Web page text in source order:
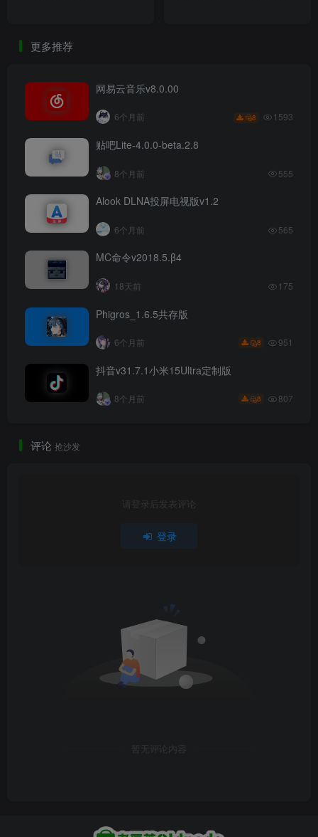
更多推荐
网易云音乐v8.0.00
6个月前 8 1593
贴吧Lite-4.0.0-beta.2.8
8个月前 555
Alook DLNA投屏电视版v1.2
6个月前 565
MC命令v2018.5.β4
18天前 175
Phigros_1.6.5共存版
6个月前 8 951
抖音v31.7.1小米15Ultra定制版
8个月前 8 807
评论 抢沙发
请登录后发表评论
登录
暂无评论内容